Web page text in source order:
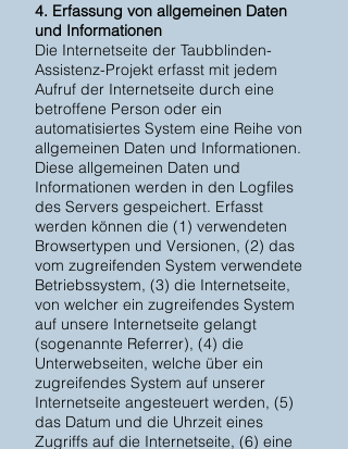
4. Erfassung von allgemeinen Daten
und Informationen
Die Internetseite der Taubblinden-
Assistenz-Projekt erfasst mit jedem
Aufruf der Internetseite durch eine
betroffene Person oder ein
automatisiertes System eine Reihe von
allgemeinen Daten und Informationen.
Diese allgemeinen Daten und
Informationen werden in den Logfiles
des Servers gespeichert. Erfasst
werden können die (1) verwendeten
Browsertypen und Versionen, (2) das
vom zugreifenden System verwendete
Betriebssystem, (3) die Internetseite,
von welcher ein zugreifendes System
auf unsere Internetseite gelangt
(sogenannte Referrer), (4) die
Unterwebseiten, welche über ein
zugreifendes System auf unserer
Internetseite angesteuert werden, (5)
das Datum und die Uhrzeit eines
Zugriffs auf die Internetseite, (6) eine